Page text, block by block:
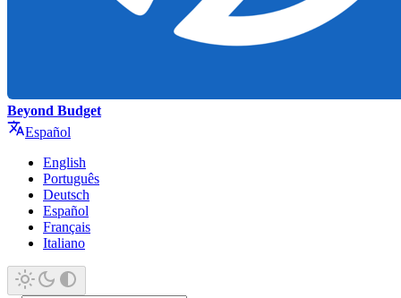
Beyond Budget
Español
English
Português
Deutsch
Español
Français
Italiano